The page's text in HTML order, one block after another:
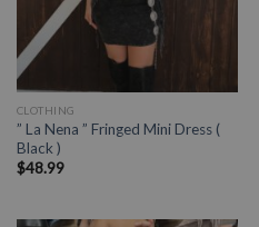
CLOTHING
” La Nena ” Fringed Mini Dress (
Black )
$48.99